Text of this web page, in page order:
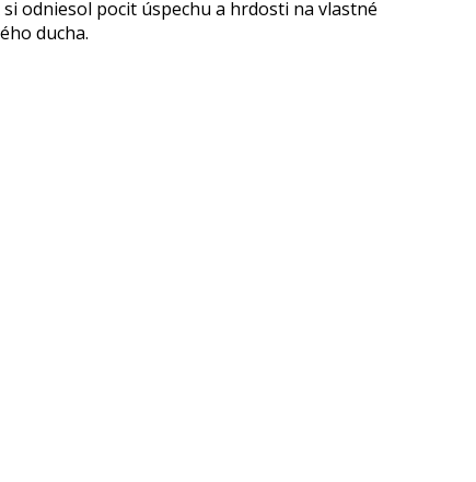
odniesol pocit úspechu a hrdosti na vlastné
ducha.